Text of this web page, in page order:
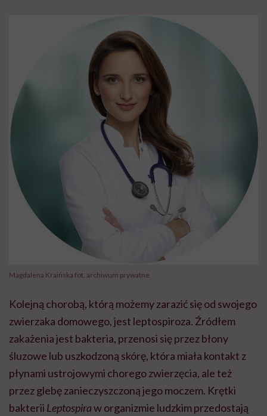
Magdalena Kraińska fot. archiwum prywatne
Kolejną chorobą, którą możemy zarazić się od swojego
zwierzaka domowego, jest leptospiroza. Źródłem
zakażenia jest bakteria, przenosi się przez błony
śluzowe lub uszkodzoną skórę, która miała kontakt z
płynami ustrojowymi chorego zwierzęcia, ale też
przez glebę zanieczyszczoną jego moczem. Krętki
bakterii Leptospiraw organizmie ludzkim przedostają